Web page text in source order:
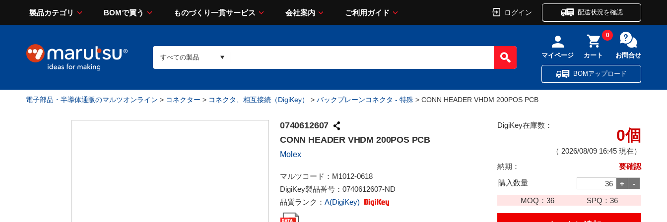
製品カテゴリ BOMで買う ものづくり一貫サービス 会社案内 ご利用ガイド ログイン 配送状況を確認
マイページ カート
0
お問合せ
BOMアップロード
電子部品・半導体通販のマルツオンライン > コネクター > コネクタ、相互接続（DigiKey） > バックプレーンコネクタ - 特殊 > CONN HEADER VHDM 200POS PCB
0740612607
CONN HEADER VHDM 200POS PCB
Molex
マルツコード： M1012-0618
DigiKey製品番号： 0740612607-ND
品質ランク： A(DigiKey)
DigiKey在庫数：
0個
（ 2026/08/09 16:45 現在）
納期：
要確認
購入数量
MOQ：36 SPQ： 36